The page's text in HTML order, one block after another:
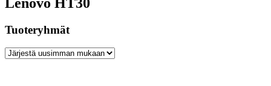
Tuoteryhmät